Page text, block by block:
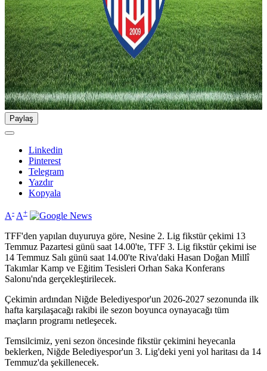
Paylaş
Linkedin
Pinterest
Telegram
Yazdır
Kopyala
A- A+
TFF'den yapılan duyuruya göre, Nesine 2. Lig fikstür çekimi 13
Temmuz Pazartesi günü saat 14.00'te, TFF 3. Lig fikstür çekimi ise
14 Temmuz Salı günü saat 14.00'te Riva'daki Hasan Doğan Millî
Takımlar Kamp ve Eğitim Tesisleri Orhan Saka Konferans
Salonu'nda gerçekleştirilecek.
Çekimin ardından Niğde Belediyespor'un 2026-2027 sezonunda ilk
hafta karşılaşacağı rakibi ile sezon boyunca oynayacağı tüm
maçların programı netleşecek.
Temsilcimiz, yeni sezon öncesinde fikstür çekimini heyecanla
beklerken, Niğde Belediyespor'un 3. Lig'deki yeni yol haritası da 14
Temmuz'da şekillenecek.